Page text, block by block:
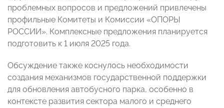
проблемных вопросов и предложений привлечены
профильные Комитеты и Комиссии «ОПОРЫ
РОССИИ». Комплексные предложения планируется
подготовить к 1 июля 2025 года.
Обсуждение также коснулось необходимости
создания механизмов государственной поддержки
для обновления автобусного парка, особенно в
контексте развития сектора малого и среднего